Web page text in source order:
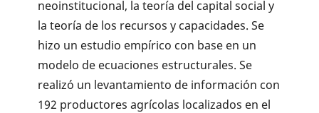
neoinstitucional, la teoría del capital social y
la teoría de los recursos y capacidades. Se
hizo un estudio empírico con base en un
modelo de ecuaciones estructurales. Se
realizó un levantamiento de información con
192 productores agrícolas localizados en el